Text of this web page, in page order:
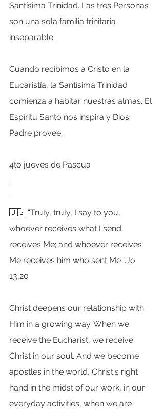
Santísima Trinidad. Las tres Personas
son una sola familia trinitaria
inseparable.
Cuando recibimos a Cristo en la
Eucaristía, la Santísima Trinidad
comienza a habitar nuestras almas. El
Espíritu Santo nos inspira y Dios
Padre provee.
4to jueves de Pascua
.
.
🇺🇸 “Truly, truly, I say to you,
whoever receives what I send
receives Me; and whoever receives
Me receives him who sent Me ”.Jo
13,20
Christ deepens our relationship with
Him in a growing way. When we
receive the Eucharist, we receive
Christ in our soul. And we become
apostles in the world, Christ's right
hand in the midst of our work, in our
everyday activities, when we are